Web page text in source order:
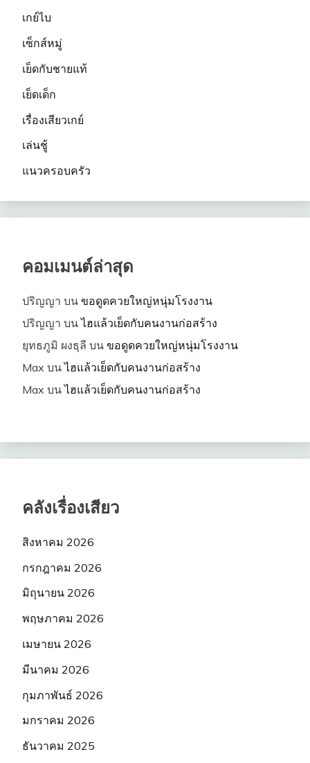
เกย์ไบ
เซ็กส์หมู่
เย็ดกับชายแท้
เย็ดเด็ก
เรื่องเสียวเกย์
เล่นชู้
แนวครอบครัว
คอมเมนต์ล่าสุด
ปริญญา บน ขอดูดควยใหญ่หนุ่มโรงงาน
ปริญญา บนไฮแล้วเย็ดกับคนงานก่อสร้าง
ยุทธภูมิ ผงธุลี บน ขอดูดควยใหญ่หนุ่มโรงงาน
Max บนไฮแล้วเย็ดกับคนงานก่อสร้าง
Max บนไฮแล้วเย็ดกับคนงานก่อสร้าง
คลังเรื่องเสียว
สิงหาคม 2026
กรกฎาคม 2026
มิถุนายน 2026
พฤษภาคม 2026
เมษายน 2026
มีนาคม 2026
กุมภาพันธ์ 2026
มกราคม 2026
ธันวาคม 2025